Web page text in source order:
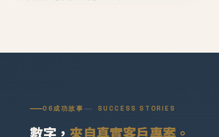
06成功故事 SUCCESS STORIES
數字， 來自真實客戶專案。